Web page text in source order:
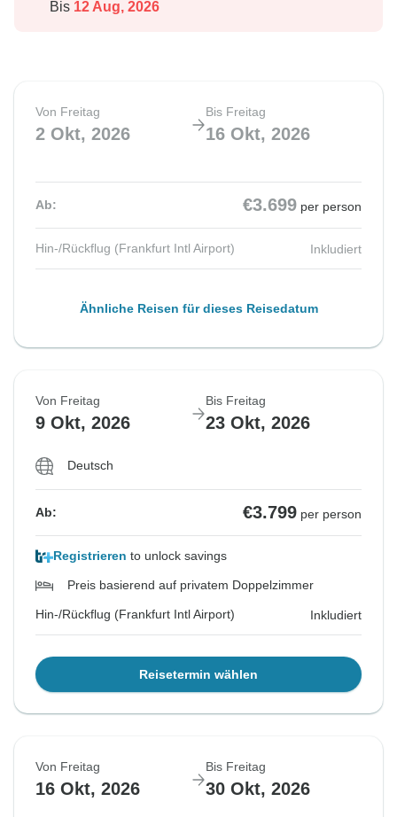
Bis 12 Aug, 2026
Von Freitag
2 Okt, 2026
Bis Freitag
16 Okt, 2026
Ab: €3.699 per person
Hin-/Rückflug (Frankfurt Intl Airport) Inkludiert
Ähnliche Reisen für dieses Reisedatum
Von Freitag
9 Okt, 2026
Bis Freitag
23 Okt, 2026
Deutsch
Ab: €3.799 per person
Registrieren to unlock savings
Preis basierend auf privatem Doppelzimmer
Hin-/Rückflug (Frankfurt Intl Airport) Inkludiert
Reisetermin wählen
Von Freitag
16 Okt, 2026
Bis Freitag
30 Okt, 2026